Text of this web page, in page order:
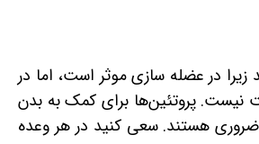
زیرا در عضله سازی موثر است، اما در
نیست. پروتئین‌ها برای کمک به بدن
هستند. سعی کنید در هر وعده